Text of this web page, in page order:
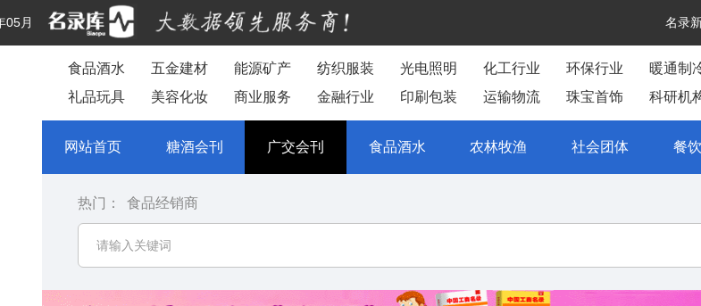
名录
05月
食品酒水 五金建材 能源矿产 纺织服装 光电照明 化工行业 环保行业 暖通制
礼品玩具
美容化妆 商业服务 金融行业 印刷包装 运输物流 珠宝首饰 科研机
网站首页 糖酒会刊 广交会刊 食品酒水 农林牧渔 社会团体 餐
热门： 食品经销商